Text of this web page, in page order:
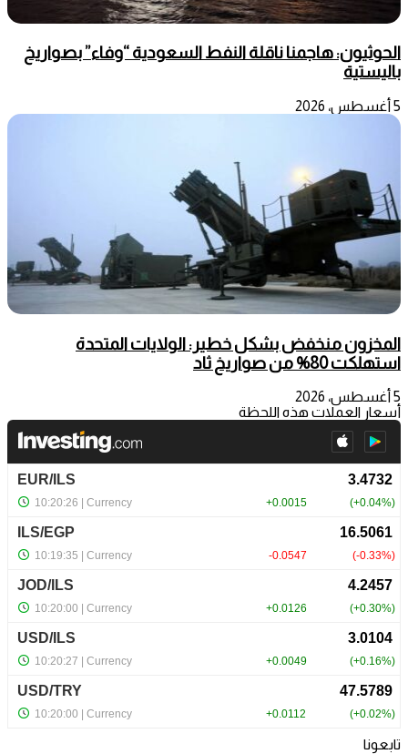
الحوثيون: هاجمنا ناقلة النفط السعودية “وفاء” بصواريخ
باليستية
5 أغسطس، 2026
المخزون منخفض بشكل خطير: الولايات المتحدة
استهلكت 80% من صواريخ ثاد
5 أغسطس، 2026
أسعار العملات هذه اللحظة
تابعونا